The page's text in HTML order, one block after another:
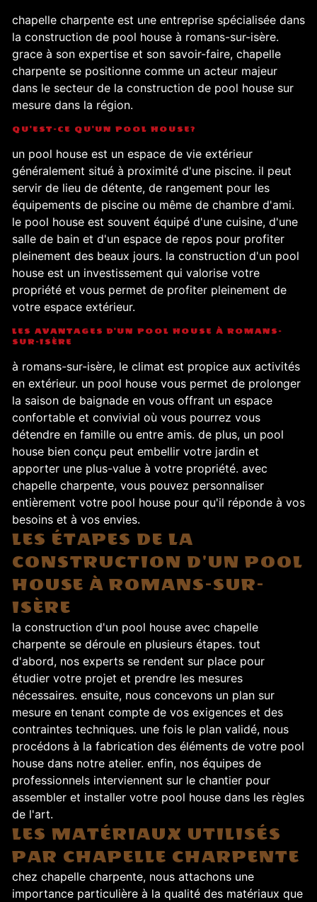
chapelle charpente est une entreprise spécialisée dans
la construction de pool house à romans-sur-isère.
grace à son expertise et son savoir-faire, chapelle
charpente se positionne comme un acteur majeur
dans le secteur de la construction de pool house sur
mesure dans la région.
QU'EST-CE QU'UN POOL HOUSE?
un pool house est un espace de vie extérieur
généralement situé à proximité d'une piscine. il peut
servir de lieu de détente, de rangement pour les
équipements de piscine ou même de chambre d'ami.
le pool house est souvent équipé d'une cuisine, d'une
salle de bain et d'un espace de repos pour profiter
pleinement des beaux jours. la construction d'un pool
house est un investissement qui valorise votre
propriété et vous permet de profiter pleinement de
votre espace extérieur.
LES AVANTAGES D'UN POOL HOUSE À ROMANS-
SUR-ISÈRE
à romans-sur-isère, le climat est propice aux activités
en extérieur. un pool house vous permet de prolonger
la saison de baignade en vous offrant un espace
confortable et convivial où vous pourrez vous
détendre en famille ou entre amis. de plus, un pool
house bien conçu peut embellir votre jardin et
apporter une plus-value à votre propriété. avec
chapelle charpente, vous pouvez personnaliser
entièrement votre pool house pour qu'il réponde à vos
besoins et à vos envies.
LES ÉTAPES DE LA
CONSTRUCTION D'UN POOL
HOUSE À ROMANS-SUR-
ISÈRE
la construction d'un pool house avec chapelle
charpente se déroule en plusieurs étapes. tout
d'abord, nos experts se rendent sur place pour
étudier votre projet et prendre les mesures
nécessaires. ensuite, nous concevons un plan sur
mesure en tenant compte de vos exigences et des
contraintes techniques. une fois le plan validé, nous
procédons à la fabrication des éléments de votre pool
house dans notre atelier. enfin, nos équipes de
professionnels interviennent sur le chantier pour
assembler et installer votre pool house dans les règles
de l'art.
LES MATÉRIAUX UTILISÉS
PAR CHAPELLE CHARPENTE
chez chapelle charpente, nous attachons une
importance particulière à la qualité des matériaux que